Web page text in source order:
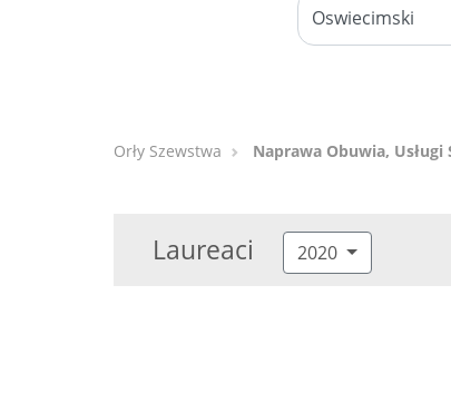
Orły Szewstwa Naprawa Obuwia,
Laureaci 2020